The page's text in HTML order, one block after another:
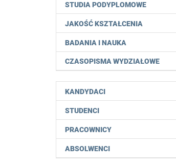
STUDIA PODYPLOMOWE
JAKOŚĆ KSZTAŁCENIA
BADANIA I NAUKA
CZASOPISMA WYDZIAŁOWE
KANDYDACI
STUDENCI
PRACOWNICY
ABSOLWENCI